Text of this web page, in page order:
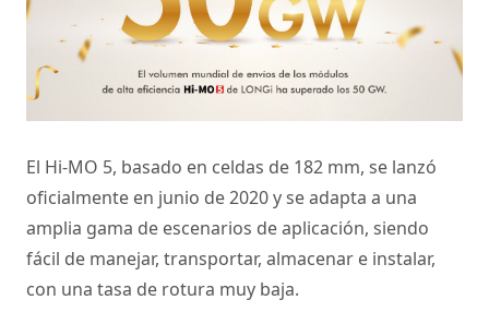
El Hi-MO 5, basado en celdas de 182 mm, se lanzó
oficialmente en junio de 2020 y se adapta a una
amplia gama de escenarios de aplicación, siendo
fácil de manejar, transportar, almacenar e instalar,
con una tasa de rotura muy baja.